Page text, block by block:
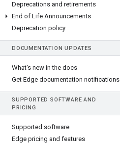
Deprecations and retirements
End of Life Announcements
Deprecation policy
DOCUMENTATION UPDATES
What's new in the docs
Get Edge documentation notifications
SUPPORTED SOFTWARE AND
PRICING
Supported software
Edge pricing and features